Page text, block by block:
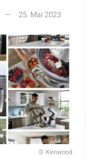
25. Mai 2023
© Kenwood